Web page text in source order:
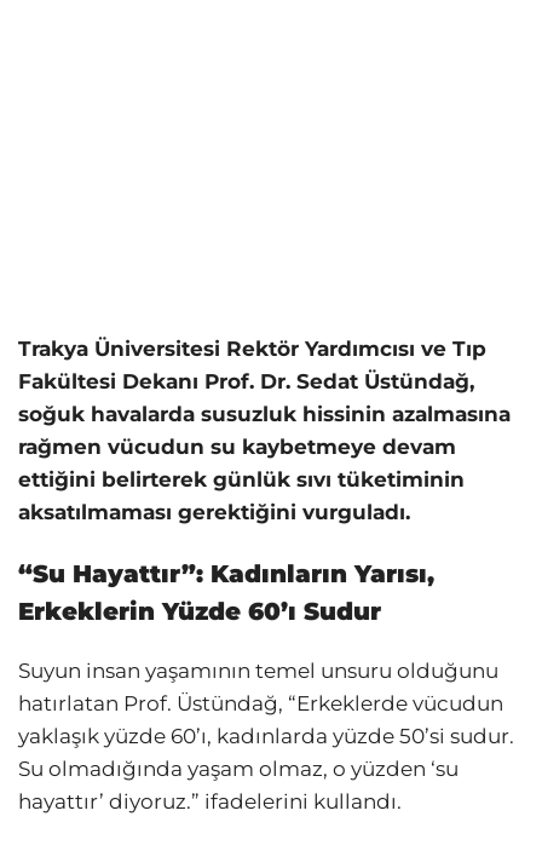
Trakya Üniversitesi Rektör Yardımcısı ve Tıp
Fakültesi Dekanı Prof. Dr. Sedat Üstündağ,
soğuk havalarda susuzluk hissinin azalmasına
rağmen vücudun su kaybetmeye devam
ettiğini belirterek günlük sıvı tüketiminin
aksatılmaması gerektiğini vurguladı.
“Su Hayattır”: Kadınların Yarısı,
Erkeklerin Yüzde 60’ı Sudur
Suyun insan yaşamının temel unsuru olduğunu
hatırlatan Prof. Üstündağ, “Erkeklerde vücudun
yaklaşık yüzde 60’ı, kadınlarda yüzde 50’si sudur.
Su olmadığında yaşam olmaz, o yüzden ‘su
hayattır’ diyoruz.” ifadelerini kullandı.